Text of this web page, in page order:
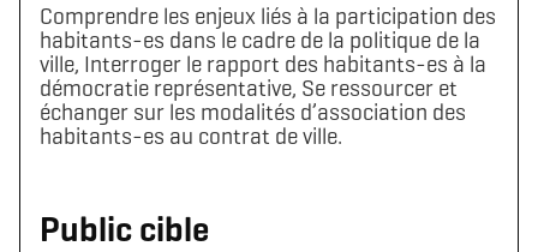
Comprendre les enjeux liés à la participation des
habitants-es dans le cadre de la politique de la
ville, Interroger le rapport des habitants-es à la
démocratie représentative, Se ressourcer et
échanger sur les modalités d’association des
habitants-es au contrat de ville.
Public cible